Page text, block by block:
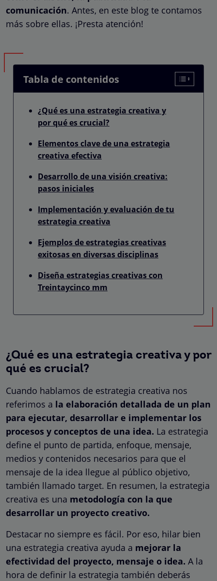
comunicación. Antes, en este blog te contamos
más sobre ellas. ¡Presta atención!
Tabla de contenidos
¿Qué es una estrategia creativa y
por qué es crucial?
Elementos clave de una estrategia
creativa efectiva
Desarrollo de una visión creativa:
pasos iniciales
Implementación y evaluación de tu
estrategia creativa
Ejemplos de estrategias creativas
exitosas en diversas disciplinas
Diseña estrategias creativas con
Treintaycinco mm
¿Qué es una estrategia creativa y por
qué es crucial?
Cuando hablamos de estrategia creativa nos
referimos a la elaboración detallada de un plan
para ejecutar, desarrollar e implementar los
procesos y conceptos de una idea. La estrategia
define el punto de partida, enfoque, mensaje,
medios y contenidos necesarios para que el
mensaje de la idea llegue al público objetivo,
también llamado target. En resumen, la estrategia
creativa es una metodología con la que
desarrollar un proyecto creativo.
Destacar no siempre es fácil. Por eso, hilar bien
una estrategia creativa ayuda a mejorar la
efectividad del proyecto, mensaje o idea. A la
hora de definir la estrategia también deberás